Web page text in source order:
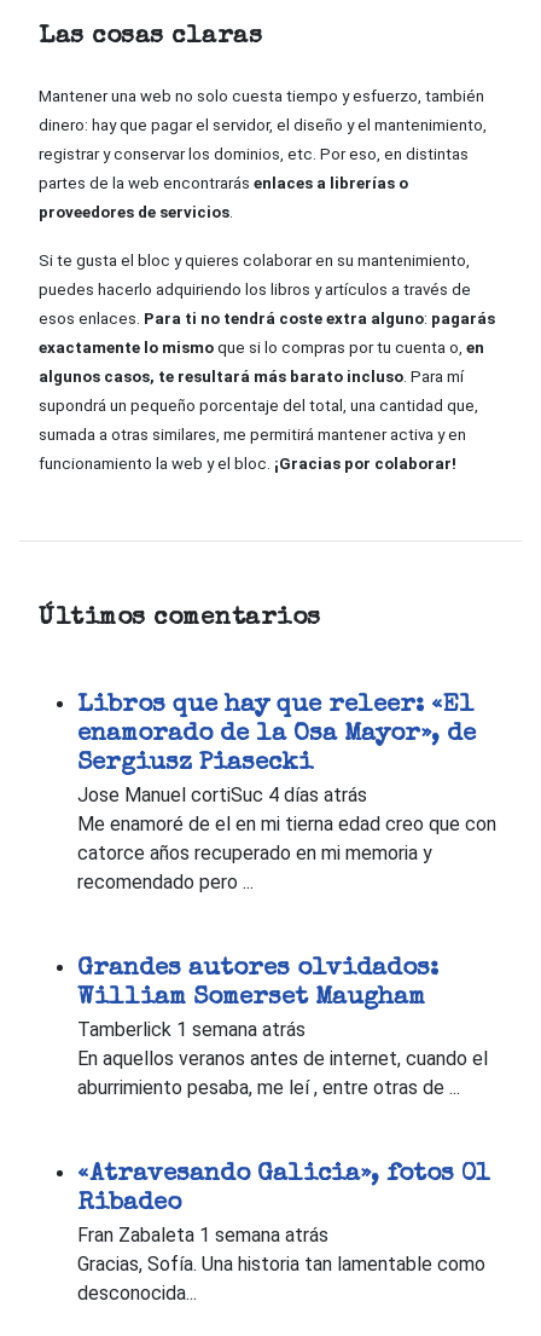
Las cosas claras
Mantener una web no solo cuesta tiempo y esfuerzo, también
dinero: hay que pagar el servidor, el diseño y el mantenimiento,
registrar y conservar los dominios, etc. Por eso, en distintas
partes de la web encontrarás enlaces a librerías o
proveedores de servicios
Si te gusta el bloc y quieres colaborar en su mantenimiento,
puedes hacerlo adquiriendo los libros y artículos a través de
esos enlaces. Para ti no tendrá coste extra alguno: pagarás
exactamente lo mismo que si lo compras por tu cuenta o, en
algunos casos, te resultará más barato incluso . Para mí
supondrá un pequeño porcentaje del total, una cantidad que,
sumada a otras similares, me permitirá mantener activa y en
funcionamiento la web y el bloc. ¡Gracias por colaborar!
Últimos comentarios
Libros que hay que releer: «El
enamorado de la Osa Mayor», de
Sergiusz Piasecki
Jose Manuel cortiSuc 4 días atrás
Me enamoré de el en mi tierna edad creo que con
catorce años recuperado en mi memoria y
recomendado pero ...
Grandes autores olvidados:
William Somerset Maugham
Tamberlick 1 semana atrás
En aquellos veranos antes de internet, cuando el
aburrimiento pesaba, me leí , entre otras de ...
«Atravesando Galicia», fotos 01
Ribadeo
Fran Zabaleta 1 semana atrás
Gracias, Sofía. Una historia tan lamentable como
desconocida...